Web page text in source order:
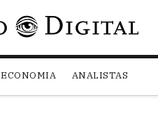
Pasar al contenido principal
ECONOMIA ANALISTAS